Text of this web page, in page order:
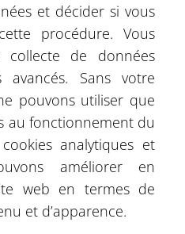
et décider si vous
procédure. Vous
collecte de données
avancés. Sans votre
pouvons utiliser que
au fonctionnement du
analytiques et
améliorer en
web en termes de
et d’apparence.